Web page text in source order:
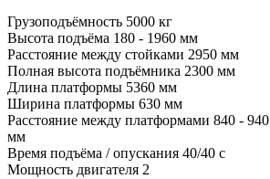
Грузоподъёмность 5000 кг
Высота подъёма 180 - 1960 мм
Расстояние между стойками 2950 мм
Полная высота подъёмника 2300 мм
Длина платформы 5360 мм
Ширина платформы 630 мм
Расстояние между платформами 840 - 940
мм
Время подъёма / опускания 40/40 с
Мощность двигателя 2